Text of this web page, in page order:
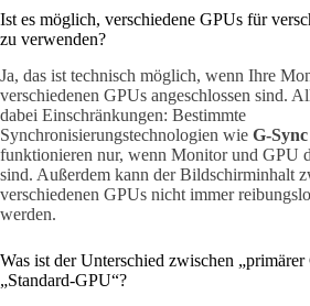
Ist es möglich, verschiedene GPUs für
zu verwenden?
Ja, das ist technisch möglich, wenn Ihre
verschiedenen GPUs angeschlossen sind.
dabei Einschränkungen: Bestimmte
Synchronisierungstechnologien wie G-Sync
funktionieren nur, wenn Monitor und GPU
sind. Außerdem kann der Bildschirminhalt
verschiedenen GPUs nicht immer
werden.
Was ist der Unterschied zwischen
„Standard-GPU“?